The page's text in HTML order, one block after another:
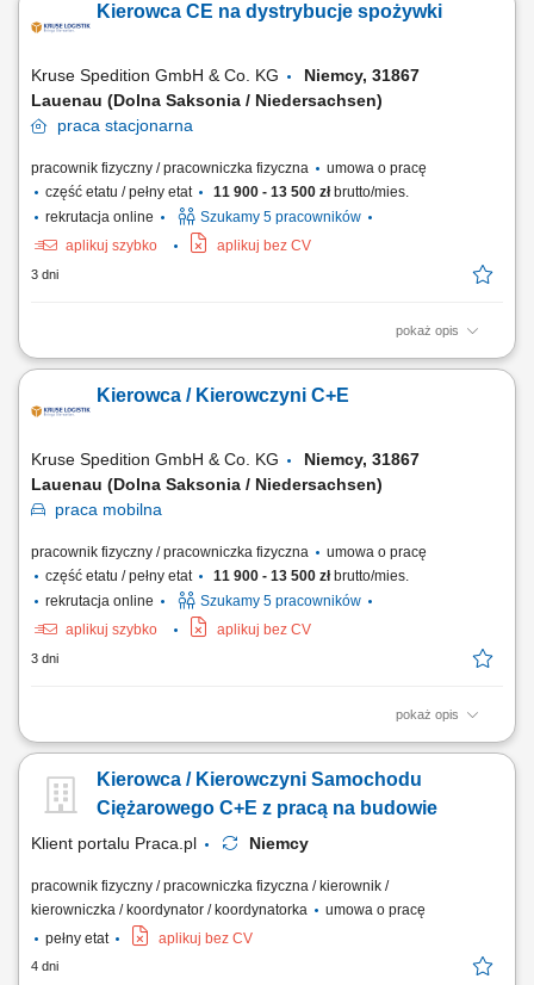
eksploatacja nowoczesnego taboru samochodowego w strukturach
transportu liniowego i lokalnego. Praca na trasach w dogodnym
Kierowca CE na dystrybucje spożywki
Kruse Spedition GmbH & Co. KG
Niemcy, 31867
Lauenau (Dolna Saksonia / Niedersachsen)
praca stacjonarna
pracownik fizyczny / pracowniczka fizyczna
umowa o pracę
część etatu / pełny etat
11 900 - 13 500 złbrutto/mies.
rekrutacja online
Szukamy 5 pracowników
aplikuj szybko
aplikuj bez CV
3 dni
pokaż opis
KOGO POSZUKUJEMY? Kierowcy z mocnymi podstawami języka
świadectwo kwalifikacji zawodowej kierowcy (kod 95) na dystrybucje
żywności w systemie zmianowym w 31275 Lehrte / Niemcy w systemie
Kierowca / Kierowczyni C+E
Kruse Spedition GmbH & Co. KG
Niemcy, 31867
Lauenau (Dolna Saksonia / Niedersachsen)
praca mobilna
pracownik fizyczny / pracowniczka fizyczna
umowa o pracę
część etatu / pełny etat
11 900 - 13 500 złbrutto/mies.
rekrutacja online
Szukamy 5 pracowników
aplikuj szybko
aplikuj bez CV
3 dni
pokaż opis
Zadania Realizowanie przewozów dystrybucyjnych artykułów
naczepami lub przyczepami w wybranym trybie pracy: rotacyjnym 2:1
bądź w pełnym wymiarze godzin. Prowadzenie zestawów drogowych
Kierowca / Kierowczyni Samochodu
Ciężarowego C+E z pracą na budowie
Klient portalu Praca.pl Niemcy
pracownik fizyczny / pracowniczka fizyczna / kierownik /
kierowniczka / koordynator / koordynatorka
umowa o pracę
pełny etat
aplikuj bez CV
4 dni